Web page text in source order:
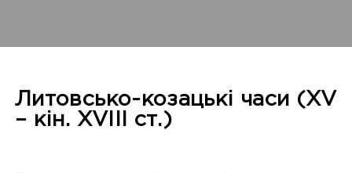
Литовсько-козацькі часи (XV
– кін. XVIII ст.)